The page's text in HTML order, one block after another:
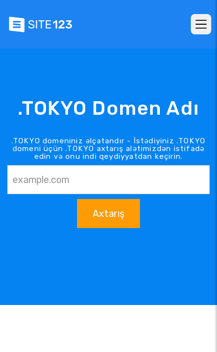
.TOKYO Domen Adı
.TOKYO domeniniz əlçatandır - İstədiyiniz .TOKYO
domeni üçün .TOKYO axtarış alətimizdən istifadə
edin və onu indi qeydiyyatdan keçirin.
Axtarış